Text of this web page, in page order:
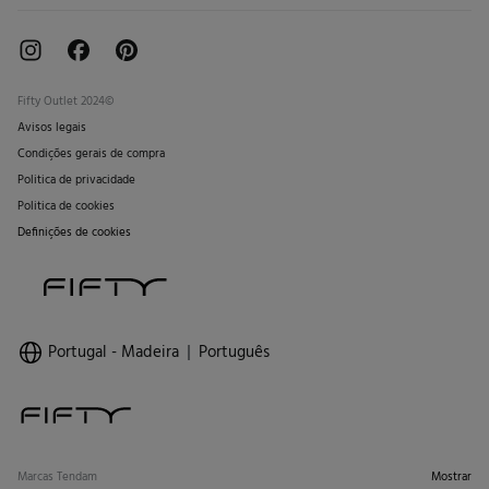
Fifty Outlet 2024©
Avisos legais
Condições gerais de compra
Politica de privacidade
Politica de cookies
Definições de cookies
Portugal - Madeira Português
Marcas Tendam Mostrar